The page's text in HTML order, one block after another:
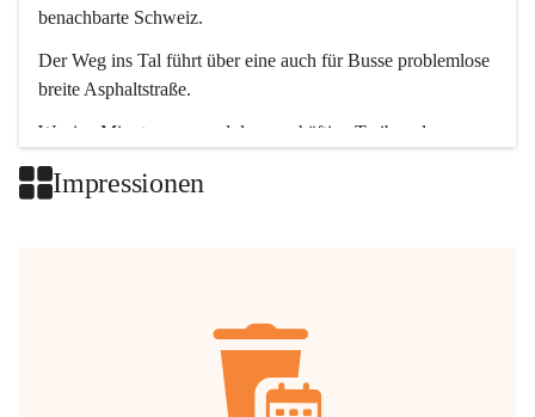
benachbarte Schweiz.
Der Weg ins Tal führt über eine auch für Busse problemlose
breite Asphaltstraße.
Wenige Minuten nur, und das geschäftige Treiben der
Impressionen